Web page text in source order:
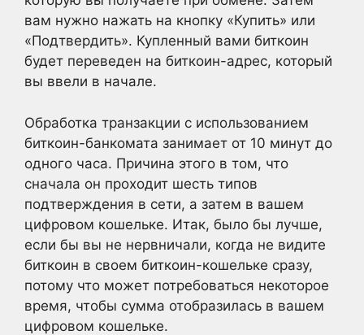
вам нужно нажать на кнопку «Купить» или
«Подтвердить». Купленный вами биткоин
будет переведен на биткоин-адрес, который
вы ввели в начале.
Обработка транзакции с использованием
биткоин-банкомата занимает от 10 минут до
одного часа. Причина этого в том, что
сначала он проходит шесть типов
подтверждения в сети, а затем в вашем
цифровом кошельке. Итак, было бы лучше,
если бы вы не нервничали, когда не видите
биткоин в своем биткоин-кошельке сразу,
потому что может потребоваться некоторое
время, чтобы сумма отобразилась в вашем
цифровом кошельке.